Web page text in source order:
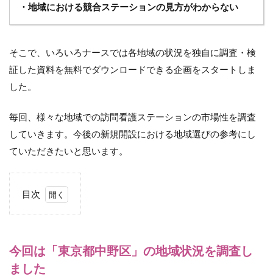
・地域における競合ステーションの見方がわからない
そこで、いろいろナースでは各地域の状況を独自に調査・検
証した資料を無料でダウンロードできる企画をスタートしま
した。
毎回、様々な地域での訪問看護ステーションの市場性を調査
していきます。今後の新規開設における地域選びの参考にし
ていただきたいと思います。
目次
「東
京都
中野
今回は「東京都中野区」の地域状況を調査し
ました